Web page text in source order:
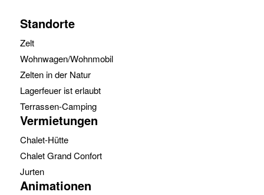
Standorte
Zelt
Wohnwagen/Wohnmobil
Zelten in der Natur
Lagerfeuer ist erlaubt
Terrassen-Camping
Vermietungen
Chalet-Hütte
Chalet Grand Confort
Jurten
Animationen